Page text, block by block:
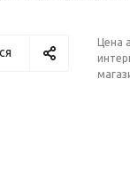
Цена